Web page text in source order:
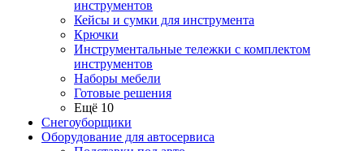
инструментов
Кейсы и сумки для инструмента
Крючки
Инструментальные тележки с комплектом
инструментов
Наборы мебели
Готовые решения
Ещё 10
Снегоуборщики
Оборудование для автосервиса